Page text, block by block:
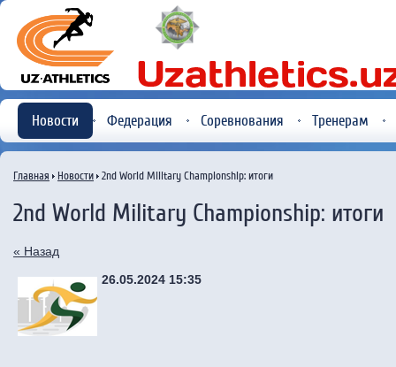
Новости Федерация Соревнования Тренерам
Главная Новости 2nd World Military Championship: итоги
2nd World Military Championship: итоги
« Назад
26.05.2024 15:35